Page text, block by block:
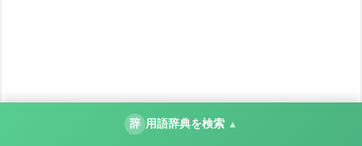
辞 用語辞典を検索 ▲